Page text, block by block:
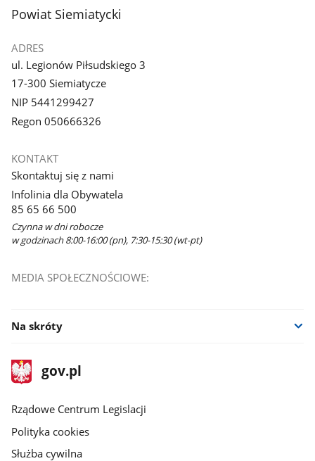
galerii.
stopka
Powiat Siemiatycki
ADRES
ul. Legionów Piłsudskiego 3
17-300 Siemiatycze
NIP 5441299427
Regon 050666326
KONTAKT
Skontaktuj się z nami
Infolinia dla Obywatela
85 65 66 500
Czynna w dni robocze
w godzinach 8:00-16:00 (pn), 7:30-15:30 (wt-pt)
MEDIA SPOŁECZNOŚCIOWE:
Na skróty
stopka
gov.plStrona
gov.pl
Rządowe Centrum Legislacji
Polityka cookies
Służba cywilna